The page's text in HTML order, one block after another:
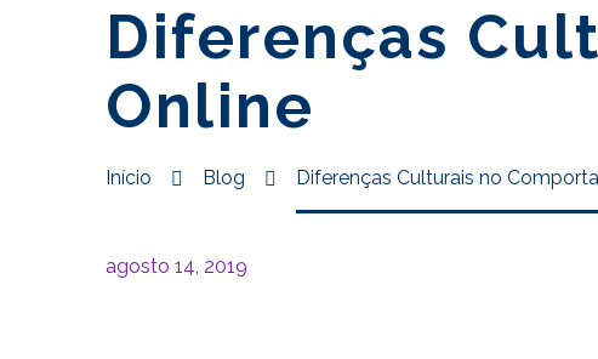
Diferenças
Online
Início Blog Diferenças Culturais no
agosto 14, 2019